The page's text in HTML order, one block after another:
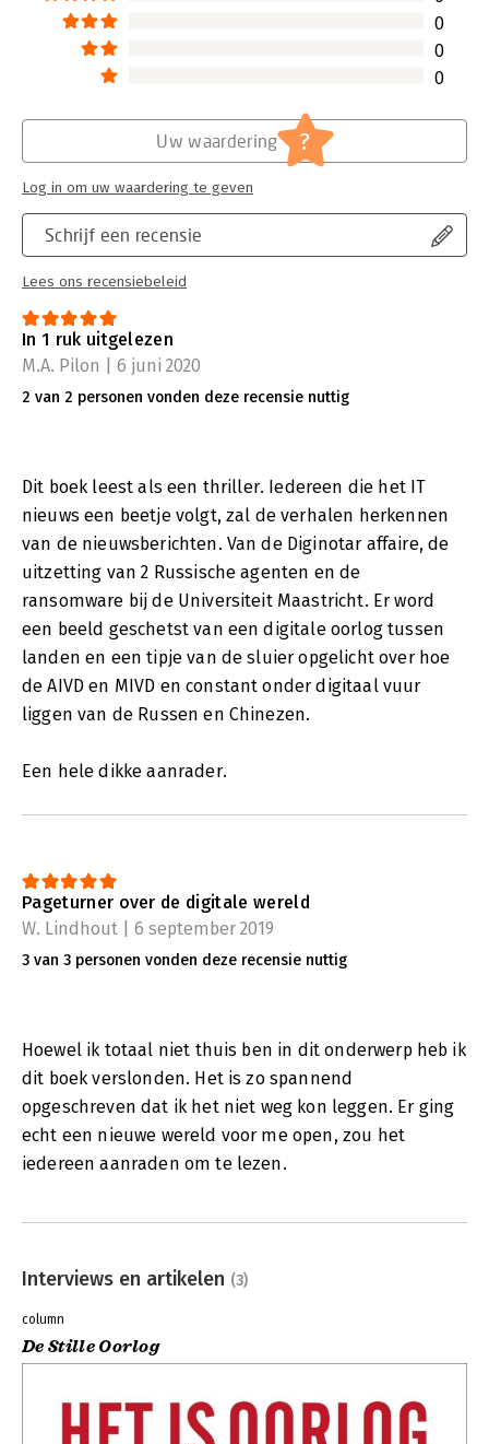
0
0
0
Schrijf een recensie
Lees ons recensiebeleid
Uw waardering ?
Log in om uw waardering te geven
In 1 ruk uitgelezen
M.A. Pilon | 6 juni 2020
2 van 2 personen vonden deze recensie nuttig
Dit boek leest als een thriller. Iedereen die het IT
nieuws een beetje volgt, zal de verhalen herkennen
van de nieuwsberichten. Van de Diginotar affaire, de
uitzetting van 2 Russische agenten en de
ransomware bij de Universiteit Maastricht. Er word
een beeld geschetst van een digitale oorlog tussen
landen en een tipje van de sluier opgelicht over hoe
de AIVD en MIVD en constant onder digitaal vuur
liggen van de Russen en Chinezen.
Een hele dikke aanrader.
Pageturner over de digitale wereld
W. Lindhout | 6 september 2019
3 van 3 personen vonden deze recensie nuttig
Hoewel ik totaal niet thuis ben in dit onderwerp heb ik
dit boek verslonden. Het is zo spannend
opgeschreven dat ik het niet weg kon leggen. Er ging
echt een nieuwe wereld voor me open, zou het
iedereen aanraden om te lezen.
Interviews en artikelen (3)
column
De Stille Oorlog